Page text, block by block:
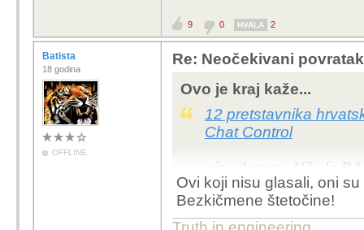
9 0 HVALA 2
Batista
18 godina
OFFLINE
Re: Neočekivani
Ovo je kraj kaže...
12 pretstavnika
Chat Control
nije glasao - Nikola
nije glasao - Romana
protiv - Biljana
protiv - Gordan
Ovi koji nisu glasali, oni
Bezkičmene štetočine!